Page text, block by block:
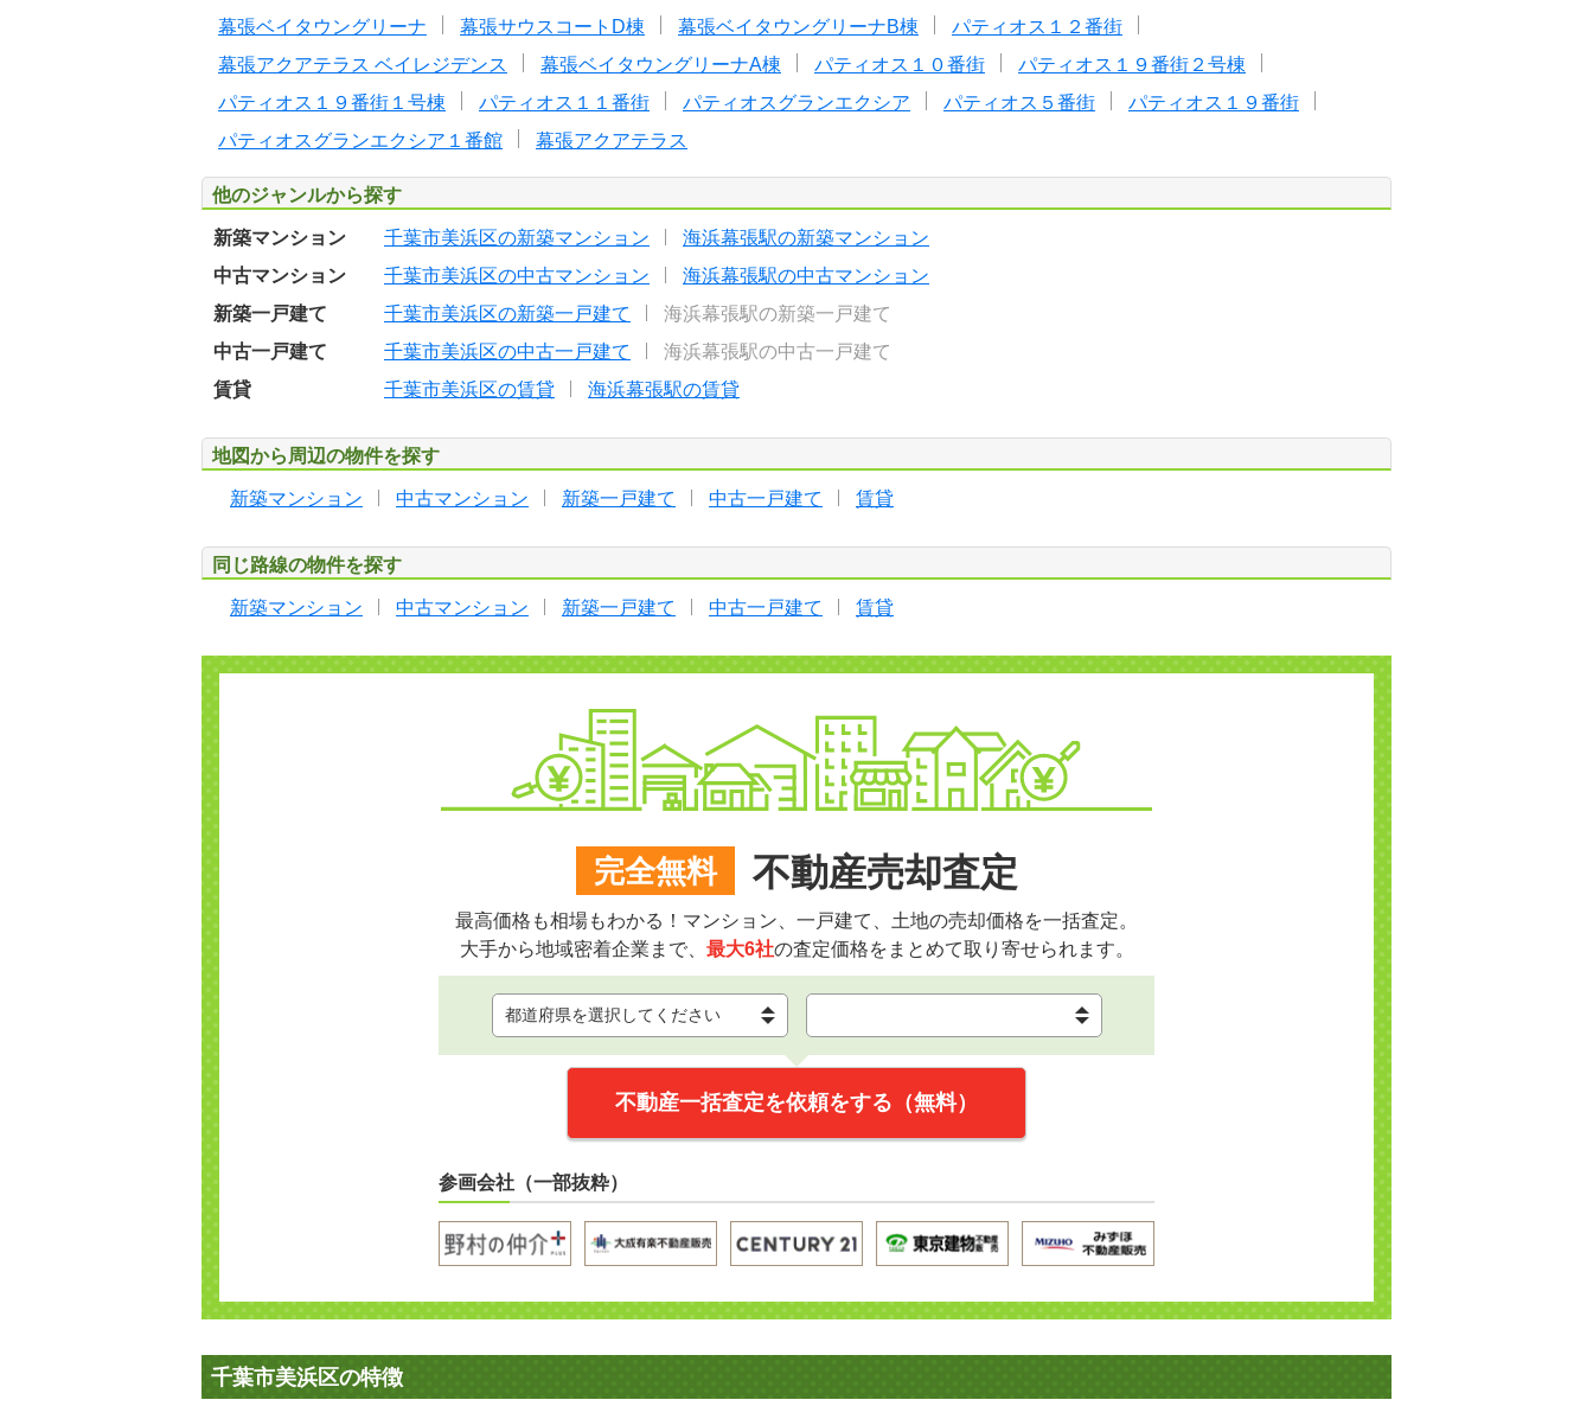
幕張ベイタウングリーナ
幕張サウスコートD棟 幕張ベイタウングリーナB棟
パティオス１２番街
幕張アクアテラス ベイレジデンス
幕張ベイタウングリーナA棟 パティオス１０番街
パティオス１９番街２号棟
パティオス１９番街１号棟
パティオス１１番街 パティオスグランエクシア パティオス５番街
パティオス１９番街
パティオスグランエクシア１番館
幕張アクアテラス
他のジャンルから探す
新築マンション 千葉市美浜区の新築マンション
海浜幕張駅の新築マンション
中古マンション
千葉市美浜区の中古マンション
海浜幕張駅の中古マンション
新築一戸建て
千葉市美浜区の新築一戸建て
海浜幕張駅の新築一戸建て
中古一戸建て
千葉市美浜区の中古一戸建て
海浜幕張駅の中古一戸建て
賃貸
千葉市美浜区の賃貸 海浜幕張駅の賃貸
地図から周辺の物件を探す
新築マンション 中古マンション 新築一戸建て 中古一戸建て 賃貸
同じ路線の物件を探す
新築マンション 中古マンション 新築一戸建て 中古一戸建て 賃貸
完全無料 不動産売却査定
最高価格も相場もわかる！マンション、一戸建て、土地の売却価格を一括査定。
大手から地域密着企業まで、 最大6社の査定価格をまとめて取り寄せられます。
不動産一括査定を依頼をする（無料）
参画会社（一部抜粋）
千葉市美浜区の特徴